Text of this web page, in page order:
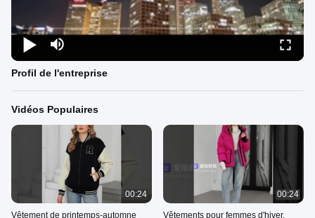
Profil de l'entreprise
Vidéos Populaires
00:24
Vêtement de printemps-automne
00:24
Vêtements pour femmes d'hiver,